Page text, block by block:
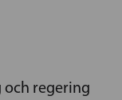
och regering